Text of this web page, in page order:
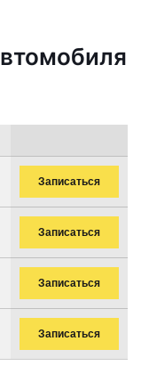
Записаться
Записаться
Записаться
Записаться